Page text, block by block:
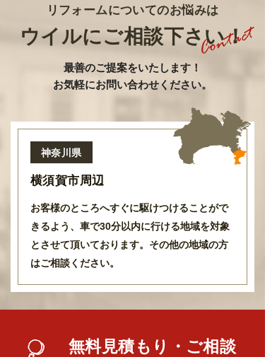
リフォームについてのお悩みは
ウイルにご相談下さい！
最善のご提案をいたします ！
お気軽にお問い合わせください。
神奈川県
横須賀市周辺
お客様のところへすぐに駆けつけることがで
きるよう 、 車で30分以内に行ける地域を対象
とさせて頂いております。 その他の地域の方
はご相談ください。
無料見積もり・ご相談